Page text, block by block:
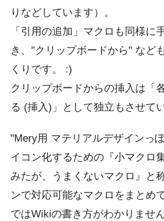
りなどしています）。
「引用の追加」マクロも同様に
き、"クリップボードから" など
くりです。 :)
クリップボードからの挿入は「
る (挿入)」として独立もさせて
"Mery用 マテリアルデザインっ
イコン化するための『小マクロ
みたが、うまくないマクロ』と
ンで対応可能なマクロをまとめ
ではWikiの書き方がわかりませ